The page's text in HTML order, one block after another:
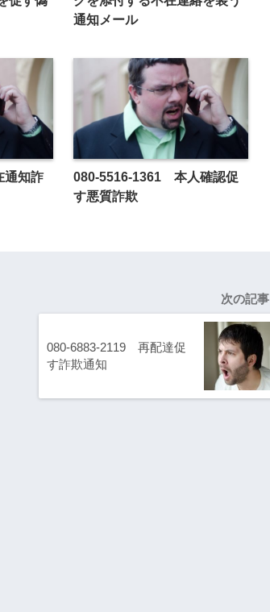
通知メール
知詐
080-5516-1361 本人確認促
す悪質詐欺
次の記事
080-6883-2119 再配達促
す詐欺通知